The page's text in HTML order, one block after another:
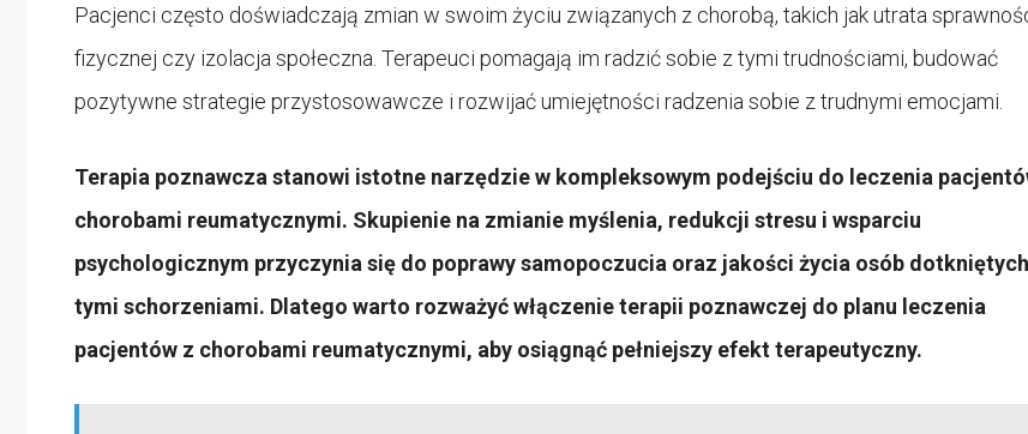
Pacjenci często doświadczają zmian w swoim życiu związanych z chorobą, takich jak utrata
fizycznej czy izolacja społeczna. Terapeuci pomagają im radzić sobie z tymi trudnościami, budować
pozytywne strategie przystosowawcze i rozwijać umiejętności radzenia sobie z trudnymi emocjami.
Terapia poznawcza stanowi istotne narzędzie w kompleksowym podejściu do leczenia
chorobami reumatycznymi. Skupienie na zmianie myślenia, redukcji stresu i wsparciu
psychologicznym przyczynia się do poprawy samopoczucia oraz jakości życia osób dotkniętych
tymi schorzeniami. Dlatego warto rozważyć włączenie terapii poznawczej do planu leczenia
pacjentów z chorobami reumatycznymi, aby osiągnąć pełniejszy efekt terapeutyczny.